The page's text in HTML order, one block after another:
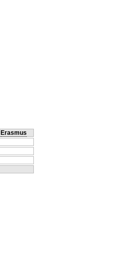
Erasmus